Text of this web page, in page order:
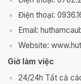
Điện thoại:
Email:
Website:
Giờ làm việc
24/24h Tất cả